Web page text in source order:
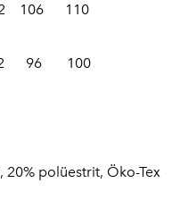
110
100
20% polüestrit, Öko-Tex